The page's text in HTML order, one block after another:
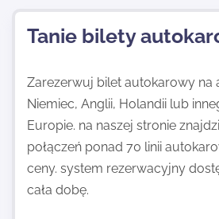
Najnowsze
Kontakt
Tanie bilety
Zarezerwuj bilet autokarowy na
Niemiec, Anglii, Holandii lub
Europie. na naszej stronie
połączeń ponad 70 linii
ceny. system rezerwacyjny
cała dobę.